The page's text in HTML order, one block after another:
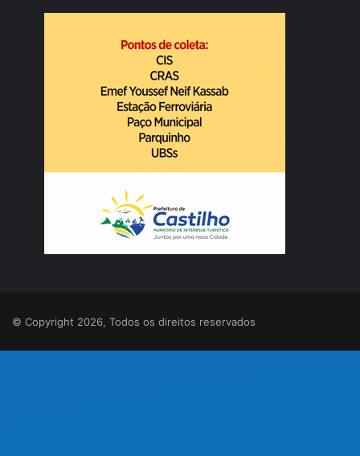
© Copyright 2026, Todos os direitos reservados